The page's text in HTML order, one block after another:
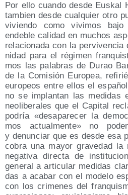
Por ello cuan­do des­de Eus­kal
tam­bien des­de cual­quier otro
vivien­do como vivi­mos
ende­ble cali­dad en muchos
rela­cio­na­da con la
ni­dad para el régi­men
mos las pala­bras de Durao
de la Comi­sión Euro­pea,
euro­peos entre ellos el
no se implan­tan las medi­das
neo­li­be­ra­les que el Capi­tal
podría «des­apa­re­cer la
mos actual­men­te» no
y denun­ciar que es des­de esa
cobra una mayor gra­ve­dad la
nega­ti­va direc­ta de
gene­ral a arti­cu­lar medi­das
das a aca­bar con el mode­lo
con los cri­me­nes del